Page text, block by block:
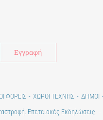
ΦΟΡΕΙΣ ΧΩΡΟΙ ΤΕΧΝΗΣ ΔΗΜΟΙ
Επετειακές Εκδηλώσεις.